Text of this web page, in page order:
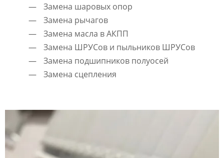
Замена шаровых опор
Замена рычагов
Замена масла в АКПП
Замена ШРУСов и пыльников ШРУСов
Замена подшипников полуосей
Замена сцепления